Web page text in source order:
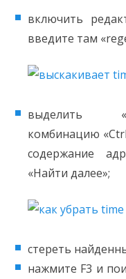
включить
введите там
выделить
комбинацию
содержание
«Найти далее»;
стереть
нажмите F3 и